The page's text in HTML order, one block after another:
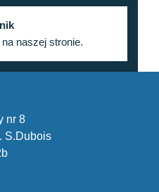
naszej stronie.
nr 8
S.Dubois